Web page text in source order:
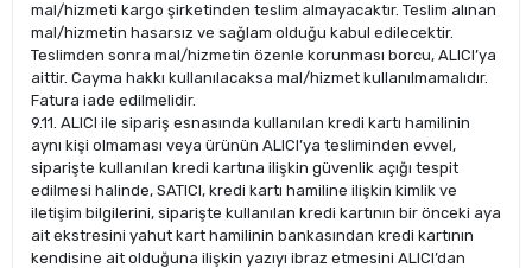
mal/hizmeti kargo şirketinden teslim almayacaktır. Teslim alınan
mal/hizmetin hasarsız ve sağlam olduğu kabul edilecektir.
Teslimden sonra mal/hizmetin özenle korunması borcu, ALICI’ya
aittir. Cayma hakkı kullanılacaksa mal/hizmet kullanılmamalıdır.
Fatura iade edilmelidir.
9.11. ALICI ile sipariş esnasında kullanılan kredi kartı hamilinin
aynı kişi olmaması veya ürünün ALICI’ya tesliminden evvel,
siparişte kullanılan kredi kartına ilişkin güvenlik açığı tespit
edilmesi halinde, SATICI, kredi kartı hamiline ilişkin kimlik ve
iletişim bilgilerini, siparişte kullanılan kredi kartının bir önceki aya
ait ekstresini yahut kart hamilinin bankasından kredi kartının
kendisine ait olduğuna ilişkin yazıyı ibraz etmesini ALICI’dan